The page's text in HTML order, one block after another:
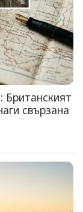
свързана